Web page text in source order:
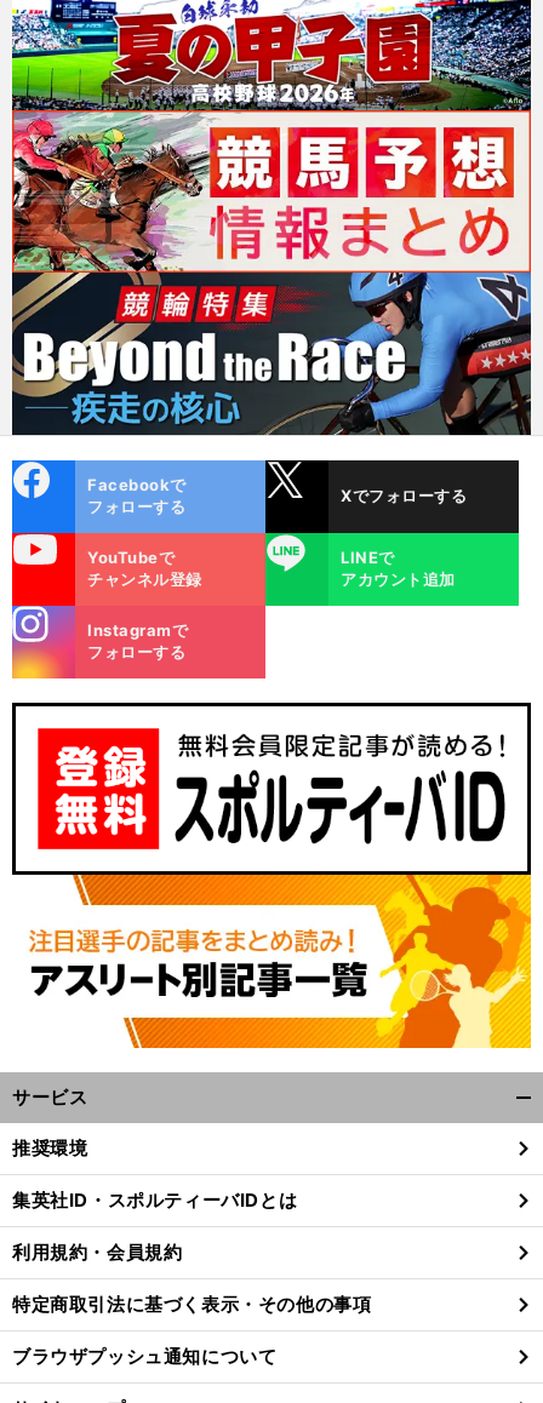
ok
Facebookで
フォローする
Xでフォローする
YouTubeで
チャンネル登録
LINE
LINEで
アカウント追加
m
Instagramで
フォローする
サービス
閉
る
推奨環境
集英社ID・スポルティーバIDとは
利用規約・会員規約
特定商取引法に基づく表示・その他の事項
ブラウザプッシュ通知について